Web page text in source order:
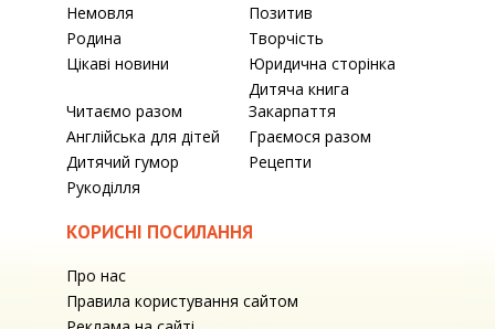
Немовля
Позитив
Родина
Творчість
Цікаві новини
Юридична сторінка
Читаємо разом
Дитяча книга
Закарпаття
Англійська для дітей
Граємося разом
Дитячий гумор
Рецепти
Рукоділля
КОРИСНІ ПОСИЛАННЯ
Про нас
Правила користування сайтом